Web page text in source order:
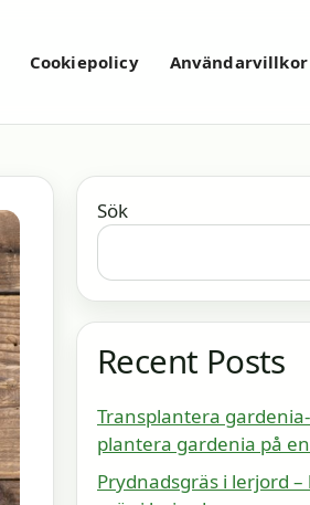
Cookiepolicy Användarvillkor
Sök
Recent Posts
Transplantera
plantera gardenia på
Prydnadsgräs i lerjord